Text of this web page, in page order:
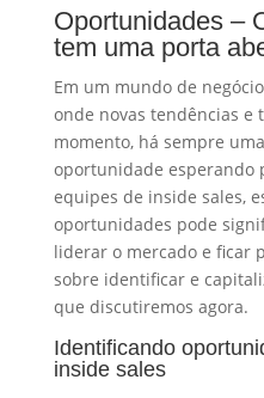
Oportunidades –
tem uma porta
Em um mundo de
onde novas tendências e
momento, há sempre
oportunidade esperando
equipes de inside sales,
oportunidades pode
liderar o mercado e ficar
sobre identificar e
que discutiremos agora.
Identificando
inside sales